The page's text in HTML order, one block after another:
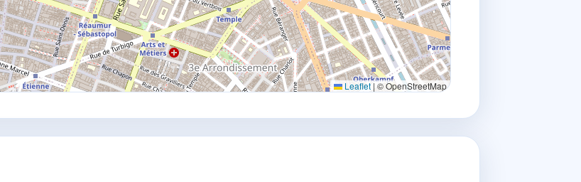
Leaflet |© OpenStreetMap